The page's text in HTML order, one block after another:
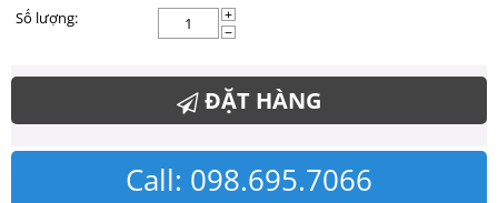
Số lượng:
+
−
ĐẶT HÀNG
Call: 098.695.7066